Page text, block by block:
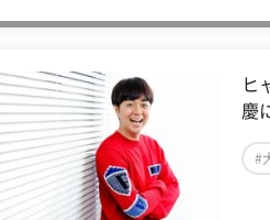
ヒ
慶
#